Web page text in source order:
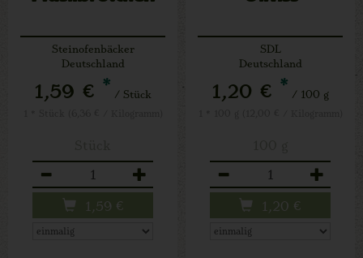
Steinofenbäcker
Deutschland
1,59 € * / Stück
1,59 €
SDL
Deutschland
1,20 € * / 100 g
1,20 €